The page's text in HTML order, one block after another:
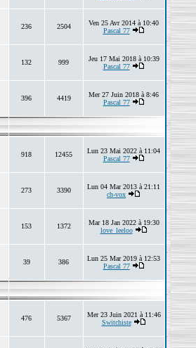
236 2504
Ven 25 Avr 2014 à 10:40
Pascal 77
132 999
Jeu 17 Mai 2018 à 10:39
Pascal 77
396 4419
Mer 27 Juin 2018 à 8:46
Pascal 77
918 12455
Lun 23 Mai 2022 à 11:04
Pascal 77
273 3390
Lun 04 Mar 2013 à 21:11
ch-vox
153 1372
Mar 18 Jan 2022 à 19:30
love_leeloo
39 386
Lun 25 Mar 2019 à 12:53
Pascal 77
476 5367
Mer 23 Juin 2021 à 11:46
Switchiste